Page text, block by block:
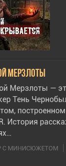
Мерзлоты
Мерзлоты —
Тень
построенном
История
С МИНИСЮЖЕТОМ